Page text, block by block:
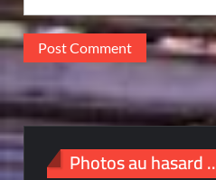
Photos au hasard ..